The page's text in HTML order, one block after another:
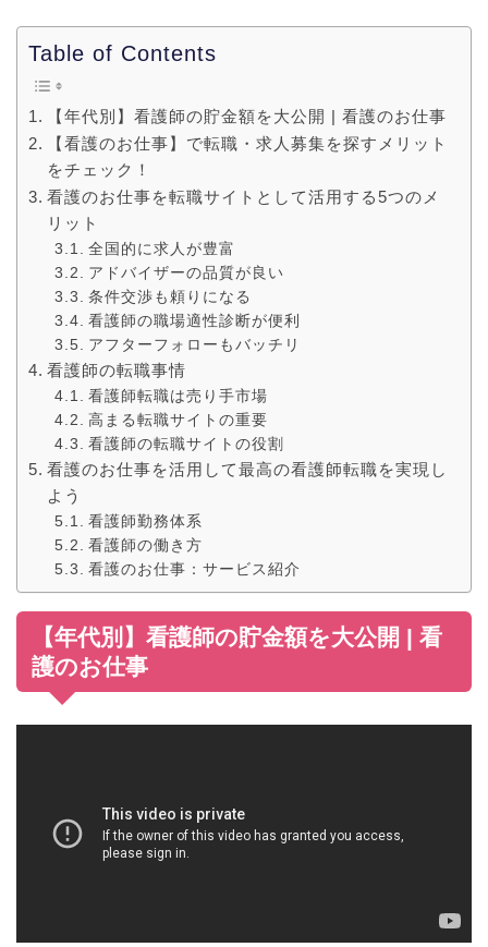
Table of Contents
【年代別】看護師の貯金額を大公開 | 看護のお仕事
【看護のお仕事】で転職・求人募集を探すメリット
をチェック！
看護のお仕事を転職サイトとして活用する5つのメ
リット
全国的に求人が豊富
アドバイザーの品質が良い
条件交渉も頼りになる
看護師の職場適性診断が便利
アフターフォローもバッチリ
看護師の転職事情
看護師転職は売り手市場
高まる転職サイトの重要
看護師の転職サイトの役割
看護のお仕事を活用して最高の看護師転職を実現し
よう
看護師勤務体系
看護師の働き方
看護のお仕事：サービス紹介
【年代別】看護師の貯金額を大公開 | 看
護のお仕事